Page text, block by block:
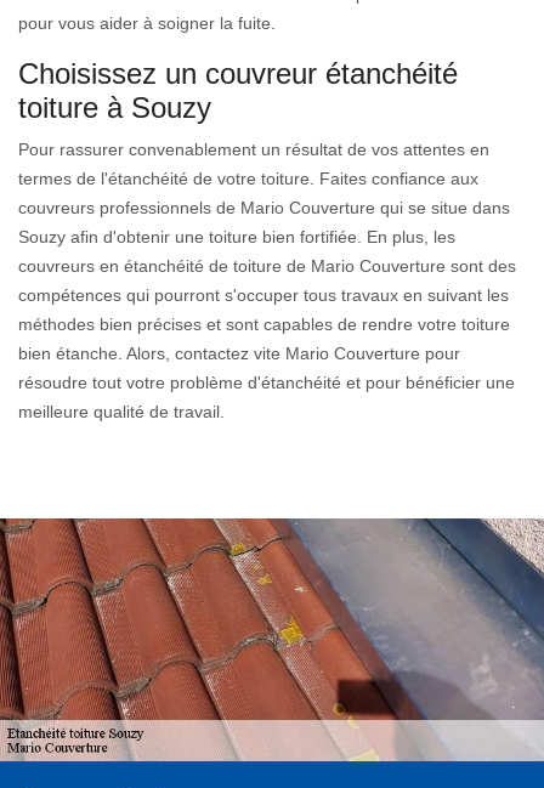
pour vous aider à soigner la fuite.
Choisissez un couvreur étanchéité
toiture à Souzy
Pour rassurer convenablement un résultat de vos attentes en
termes de l'étanchéité de votre toiture. Faites confiance aux
couvreurs professionnels de Mario Couverture qui se situe dans
Souzy afin d'obtenir une toiture bien fortifiée. En plus, les
couvreurs en étanchéité de toiture de Mario Couverture sont des
compétences qui pourront s'occuper tous travaux en suivant les
méthodes bien précises et sont capables de rendre votre toiture
bien étanche. Alors, contactez vite Mario Couverture pour
résoudre tout votre problème d'étanchéité et pour bénéficier une
meilleure qualité de travail.